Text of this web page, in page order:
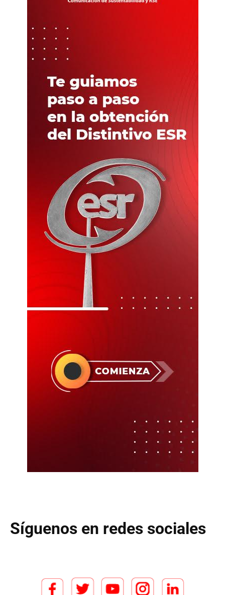
Síguenos en redes sociales